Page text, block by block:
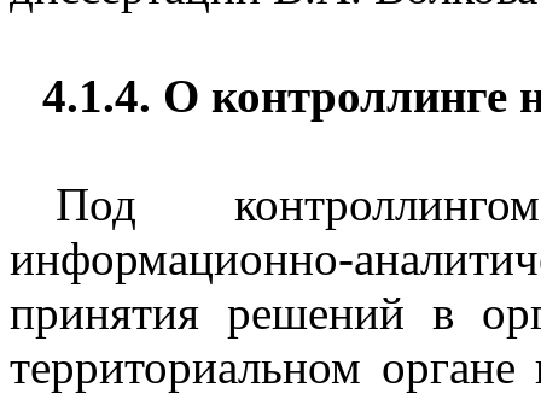
4.1.4. О контроллинге
Под
информационно-
принятия решений в
территориальном